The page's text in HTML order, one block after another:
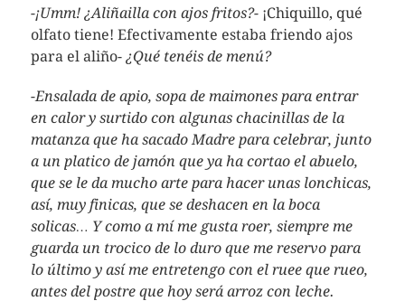
-¡Umm! ¿Aliñailla con ajos fritos?- ¡Chiquillo, qué
olfato tiene! Efectivamente estaba friendo ajos
para el aliño- ¿Qué tenéis de menú?
-Ensalada de apio, sopa de maimones para entrar
en calor y surtido con algunas chacinillas de la
matanza que ha sacado Madre para celebrar, junto
a un platico de jamón que ya ha cortao el abuelo,
que se le da mucho arte para hacer unas lonchicas,
así, muy finicas, que se deshacen en la boca
solicas… Y como a mí me gusta roer, siempre me
guarda un trocico de lo duro que me reservo para
lo último y así me entretengo con el ruee que rueo,
antes del postre que hoy será arroz con leche.